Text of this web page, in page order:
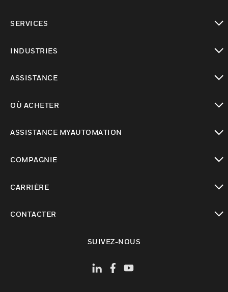
SERVICES
INDUSTRIES
ASSISTANCE
OÙ ACHETER
ASSISTANCE MYAUTOMATION
COMPAGNIE
CARRIÈRE
CONTACTER
SUIVEZ-NOUS